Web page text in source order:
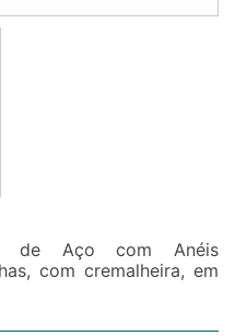
de Aço com Anéis
com cremalheira, em